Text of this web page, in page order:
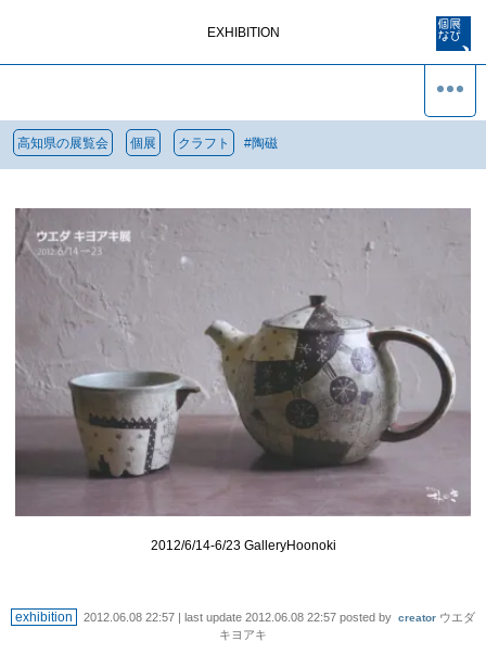
EXHIBITION
高知県の展覧会 個展 クラフト #陶磁
2012/6/14-6/23 GalleryHoonoki
exhibition 2012.06.08 22:57 | last update 2012.06.08 22:57 posted by creator ウエダ
キヨアキ